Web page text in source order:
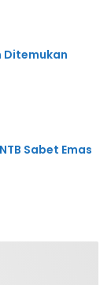
Ditemukan
Sabet Emas